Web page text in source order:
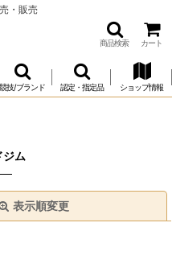
・販売
商品検索 カート
競技/ブランド 認定・指定品 ショップ情報
ジム
表示順変更